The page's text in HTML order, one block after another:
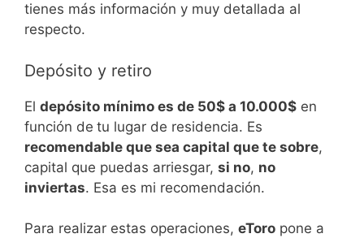
tienes más información y muy detallada al
respecto.
Depósito y retiro
El depósito mínimo es de 50$ a 10.000$ en
función de tu lugar de residencia. Es
recomendable que sea capital que te sobre,
capital que puedas arriesgar, si no, no
inviertas. Esa es mi recomendación.
Para realizar estas operaciones, eToro pone a